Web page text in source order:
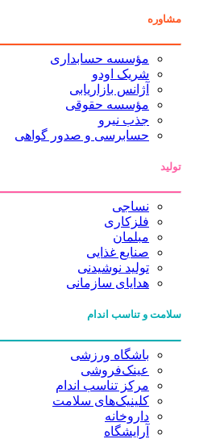
مشاوره
مؤسسه حسابداری
شریک اودو
آژانس بازاریابی
مؤسسه حقوقی
جذب نیرو
حسابرسی و صدور گواهی
تولید
نساجی
فلزکاری
مبلمان
صنایع غذایی
تولید نوشیدنی
هدایای سازمانی
سلامت و تناسب اندام
باشگاه ورزشی
عینک‌فروشی
مرکز تناسب اندام
کلینیک‌های سلامت
داروخانه
آرایشگاه